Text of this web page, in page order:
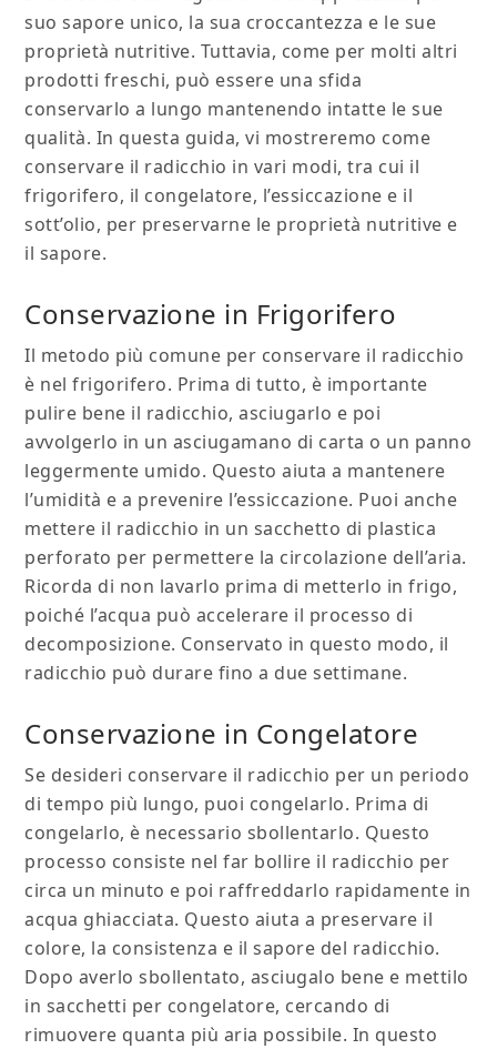
suo sapore unico, la sua croccantezza e le sue
proprietà nutritive. Tuttavia, come per molti altri
prodotti freschi, può essere una sfida
conservarlo a lungo mantenendo intatte le sue
qualità. In questa guida, vi mostreremo come
conservare il radicchio in vari modi, tra cui il
frigorifero, il congelatore, l’essiccazione e il
sott’olio, per preservarne le proprietà nutritive e
il sapore.
Conservazione in Frigorifero
Il metodo più comune per conservare il radicchio
è nel frigorifero. Prima di tutto, è importante
pulire bene il radicchio, asciugarlo e poi
avvolgerlo in un asciugamano di carta o un panno
leggermente umido. Questo aiuta a mantenere
l’umidità e a prevenire l’essiccazione. Puoi anche
mettere il radicchio in un sacchetto di plastica
perforato per permettere la circolazione dell’aria.
Ricorda di non lavarlo prima di metterlo in frigo,
poiché l’acqua può accelerare il processo di
decomposizione. Conservato in questo modo, il
radicchio può durare fino a due settimane.
Conservazione in Congelatore
Se desideri conservare il radicchio per un periodo
di tempo più lungo, puoi congelarlo. Prima di
congelarlo, è necessario sbollentarlo. Questo
processo consiste nel far bollire il radicchio per
circa un minuto e poi raffreddarlo rapidamente in
acqua ghiacciata. Questo aiuta a preservare il
colore, la consistenza e il sapore del radicchio.
Dopo averlo sbollentato, asciugalo bene e mettilo
in sacchetti per congelatore, cercando di
rimuovere quanta più aria possibile. In questo